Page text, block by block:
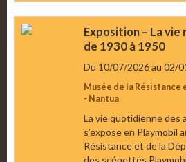
Exposition – La
de 1930 à 1950
Du 10/07/2026au 02/
Musée de la Résistance
- Nantua
La vie quotidienne des
s’expose en Playmobil
Résistance et de la
des scénettes